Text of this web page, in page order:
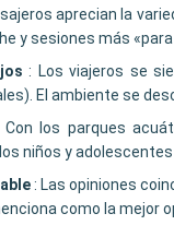
aprecian la
y sesiones más
: Los viajeros se
El ambiente se
Con los parques
niños y
: Las opiniones
como la mejor